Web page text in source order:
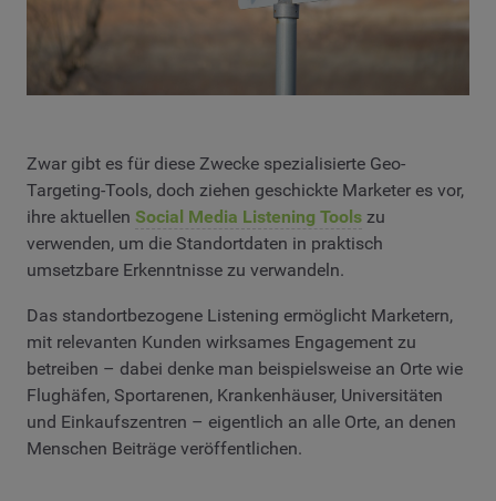
Zwar gibt es für diese Zwecke spezialisierte Geo-
Targeting-Tools, doch ziehen geschickte Marketer es vor,
ihre aktuellen Social Media Listening Tools zu
verwenden, um die Standortdaten in praktisch
umsetzbare Erkenntnisse zu verwandeln.
Das standortbezogene Listening ermöglicht Marketern,
mit relevanten Kunden wirksames Engagement zu
betreiben – dabei denke man beispielsweise an Orte wie
Flughäfen, Sportarenen, Krankenhäuser, Universitäten
und Einkaufszentren – eigentlich an alle Orte, an denen
Menschen Beiträge veröffentlichen.